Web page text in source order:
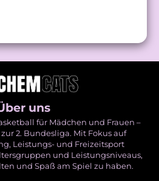
uns
für Mädchen und Frauen –
2. Bundesliga. Mit Fokus auf
Leistungs- und Freizeitsport
und Leistungsniveaus,
und Spaß am Spiel zu haben.